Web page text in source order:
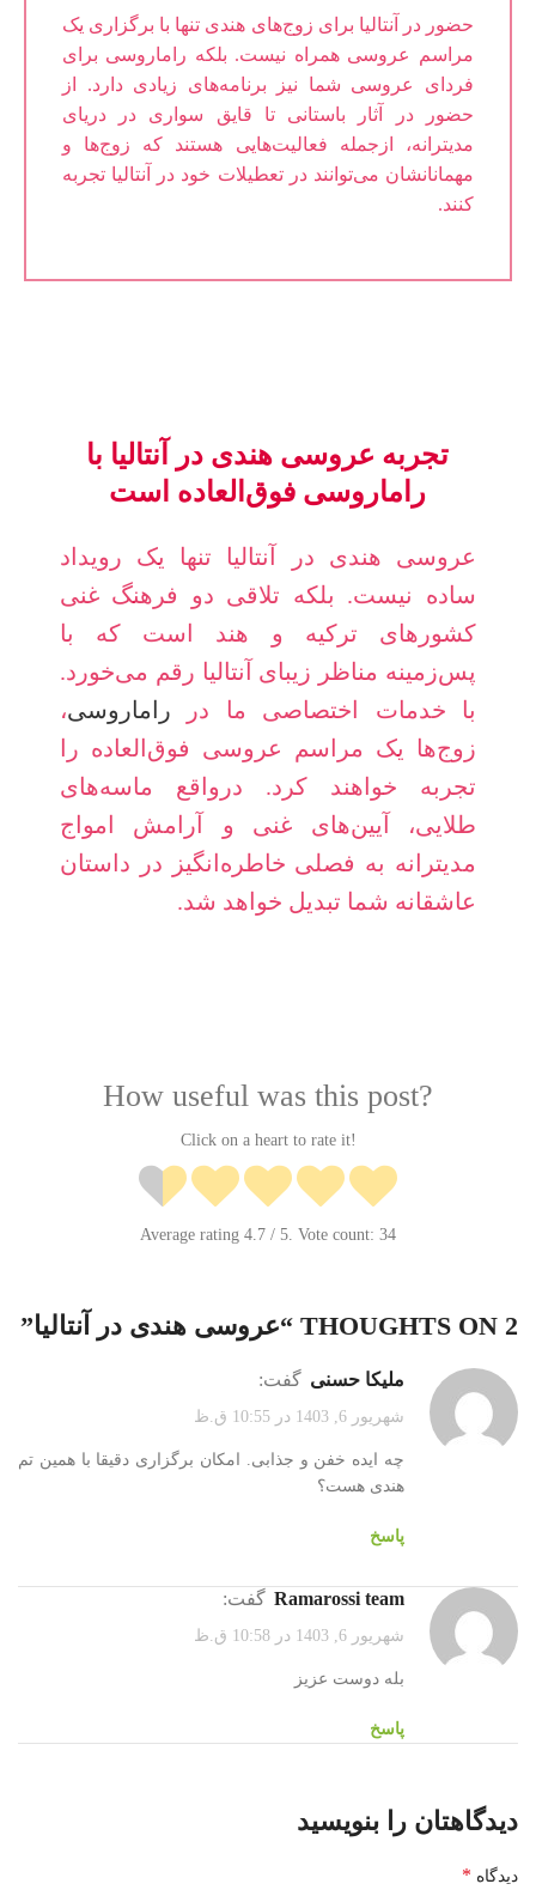
حضور در آنتالیا برای زوج‌های هندی تنها با برگزاری یک
مراسم عروسی همراه نیست. بلکه راماروسی برای
فردای عروسی شما نیز برنامه‌های زیادی دارد. از
حضور در آثار باستانی تا قایق سواری در دریای
مدیترانه، ازجمله فعالیت‌هایی هستند که زوج‌ها و
مهمانانشان می‌توانند در تعطیلات خود در آنتالیا تجربه
کنند.
تجربه عروسی هندی در آنتالیا با
راماروسی فوق‌العاده است
عروسی هندی در آنتالیا تنها یک رویداد
ساده نیست. بلکه تلاقی دو فرهنگ غنی
کشورهای ترکیه و هند است که با
پس‌زمینه مناظر زیبای آنتالیا رقم می‌خورد.
با خدمات اختصاصی ما در راماروسی،
زوج‌ها یک مراسم عروسی فوق‌العاده را
تجربه خواهند کرد. درواقع ماسه‌های
طلایی، آیین‌های غنی و آرامش امواج
مدیترانه به فصلی خاطره‌انگیز در داستان
عاشقانه شما تبدیل خواهد شد.
How useful was this post?
Click on a heart to rate it!
Average rating 4.7 / 5. Vote count: 34
2 THOUGHTS ON “ عروسی هندی در آنتالیا”
ملیکا حسنی گفت:
شهریور 6, 1403 در 10:55 ق.ظ
چه ایده خفن و جذابی. امکان برگزاری دقیقا با همین تم
هندی هست؟
پاسخ
ramarossi team گفت:
شهریور 6, 1403 در 10:58 ق.ظ
بله دوست عزیز
پاسخ
دیدگاهتان را بنویسید
دیدگاه *